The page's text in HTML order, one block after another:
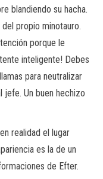
blandiendo su hacha.
propio minotauro.
porque le
inteligente! Debes
para neutralizar
jefe. Un buen hechizo
realidad el lugar
es la de un
de Efter.